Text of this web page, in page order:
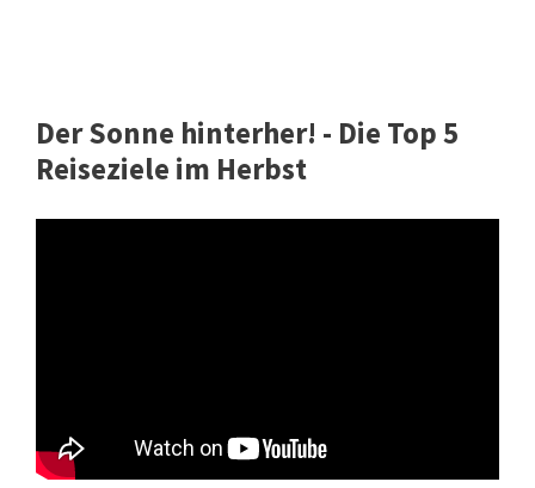
Der Sonne hinterher! - Die Top 5
Reiseziele im Herbst